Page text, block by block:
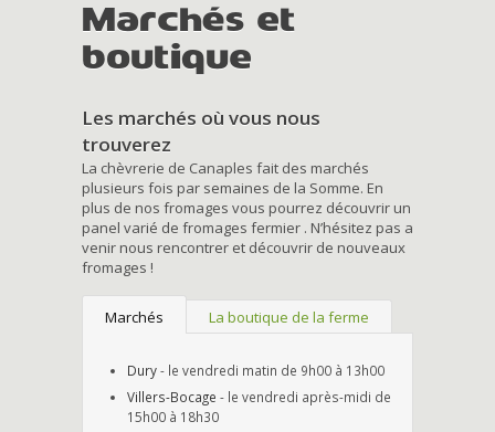
Marchés et
boutique
Les marchés où vous nous
trouverez
La chèvrerie de Canaples fait des marchés
plusieurs fois par semaines de la Somme. En
plus de nos fromages vous pourrez découvrir un
panel varié de fromages fermier . N’hésitez pas a
venir nous rencontrer et découvrir de nouveaux
fromages !
Marchés La boutique de la ferme
Dury- le vendredi matin de 9h00 à 13h00
Villers-Bocage - le vendredi après-midi de
15h00 à 18h30